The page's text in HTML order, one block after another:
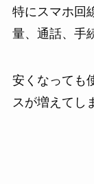
特にスマホ回
量、通話、手
安くなっても
スが増えてし